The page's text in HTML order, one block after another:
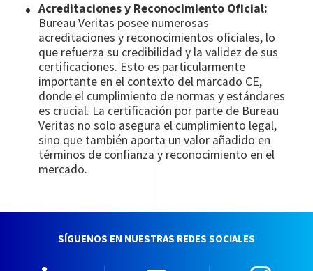
Acreditaciones y Reconocimiento Oficial:
Bureau Veritas posee numerosas
acreditaciones y reconocimientos oficiales, lo
que refuerza su credibilidad y la validez de sus
certificaciones. Esto es particularmente
importante en el contexto del marcado CE,
donde el cumplimiento de normas y estándares
es crucial. La certificación por parte de Bureau
Veritas no solo asegura el cumplimiento legal,
sino que también aporta un valor añadido en
términos de confianza y reconocimiento en el
mercado.
SÍGUENOS EN NUESTRAS REDES SOCIALES